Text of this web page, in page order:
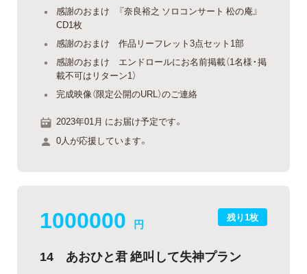
感謝のおまけ 『奈良裕之 ソロコンサート 松の庵』
CD1枚
感謝のおまけ 作品リーフレット3点セット1部
感謝のおまけ エンドロールにお名前掲載（1名様・掲
載不可はリターン1）
完成映像（限定公開のURL）のご連絡
2023年01月 にお届け予定です。
0人が応援しています。
残り1枚
1000000 円
14 あおひと君 絶叫して失神プラン